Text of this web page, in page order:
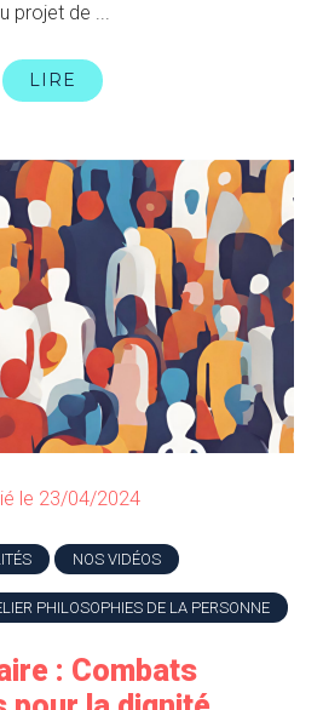
projet de ...
LIRE
le 23/04/2024
NOS VIDÉOS
PHILOSOPHIES DE LA PERSONNE
: Combats